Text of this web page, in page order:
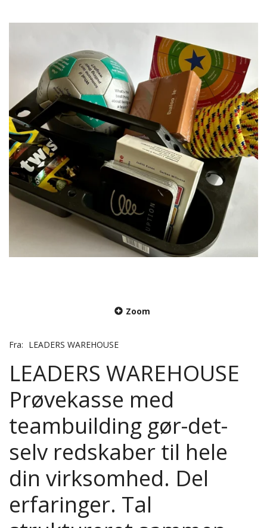
Zoom
Fra: LEADERS WAREHOUSE
LEADERS WAREHOUSE
Prøvekasse med
teambuilding gør-det-
selv redskaber til hele
din virksomhed. Del
erfaringer. Tal